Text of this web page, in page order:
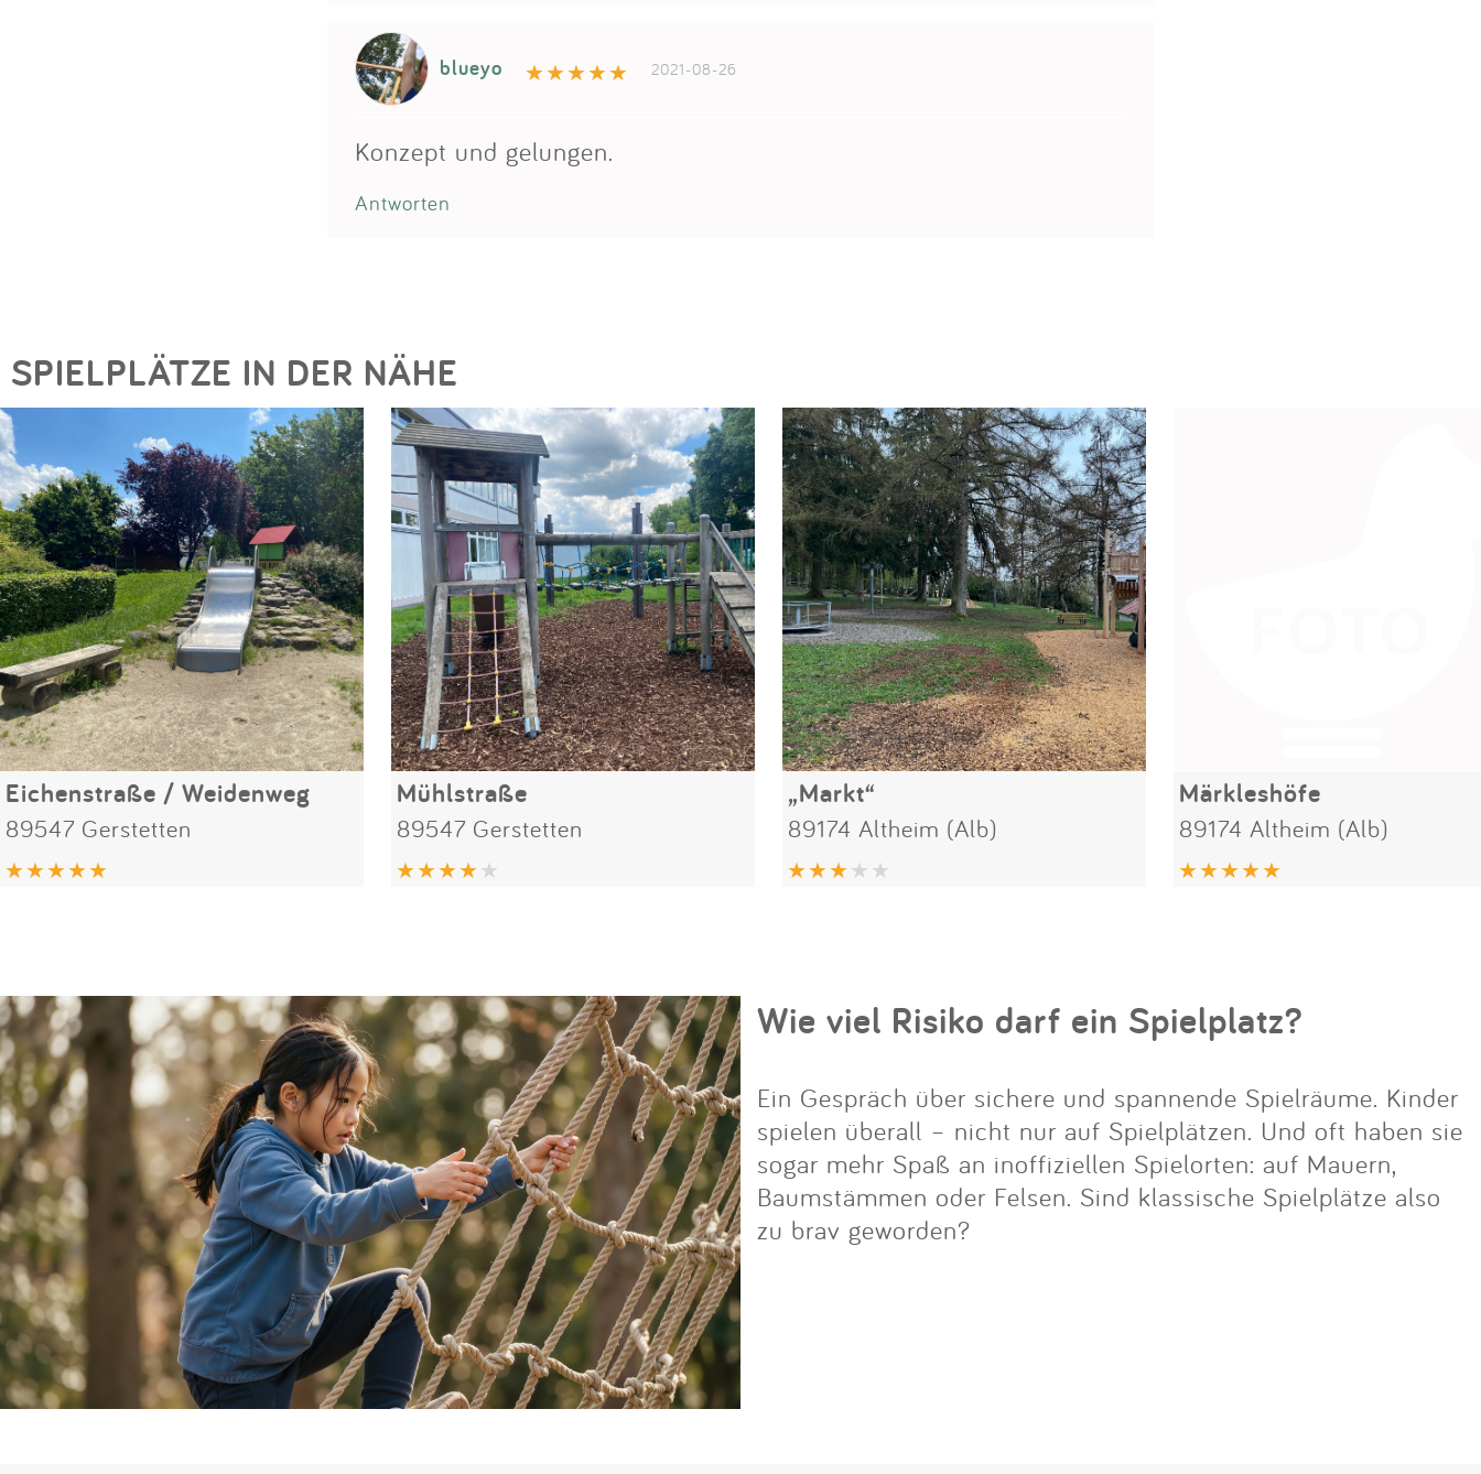
blueyo 2021-08-26
Konzept und gelungen.
Antworten
SPIELPLÄTZE IN DER NÄHE
Eichenstraße / Weidenweg
89547 Gerstetten
Mühlstraße
89547 Gerstetten
„Markt“
89174 Altheim (Alb)
Märkleshöfe
89174 Altheim (Alb)
Wie viel Risiko darf ein Spielplatz?
Ein Gespräch über sichere und spannende Spielräume. Kinder
spielen überall – nicht nur auf Spielplätzen. Und oft haben sie
sogar mehr Spaß an inoffiziellen Spielorten: auf Mauern,
Baumstämmen oder Felsen. Sind klassische Spielplätze also
zu brav geworden?